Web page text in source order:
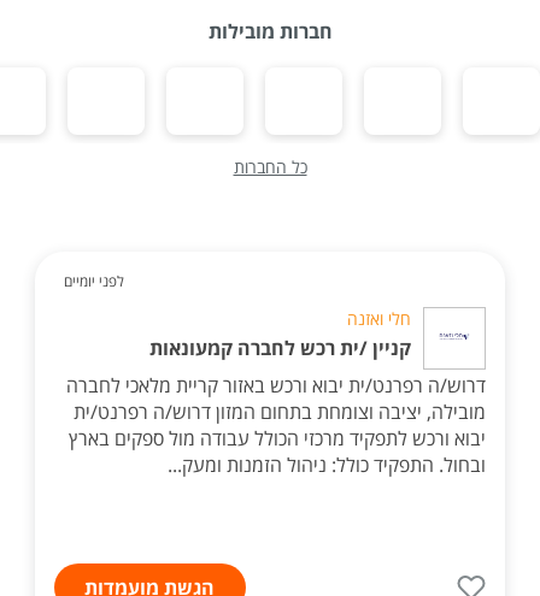
חברות מובילות
כל החברות
לפני יומיים
חלי ואזנה
קניין /ית רכש לחברה קמעונאות
דרוש/ה רפרנט/ית יבוא ורכש באזור קריית מלאכי לחברה
מובילה, יציבה וצומחת בתחום המזון דרוש/ה רפרנט/ית
יבוא ורכש לתפקיד מרכזי הכולל עבודה מול ספקים בארץ
ובחול. התפקיד כולל: ניהול הזמנות ומעק...
הגשת מועמדות